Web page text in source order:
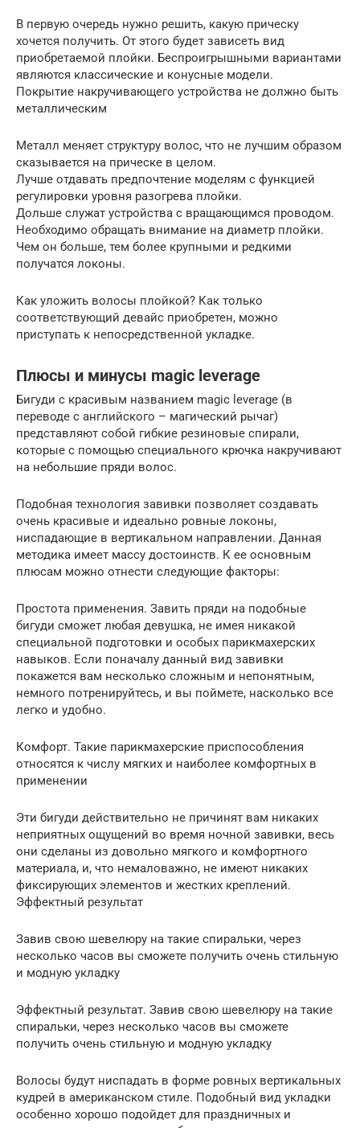
В первую очередь нужно решить, какую прическу
хочется получить. От этого будет зависеть вид
приобретаемой плойки. Беспроигрышными вариантами
являются классические и конусные модели.
Покрытие накручивающего устройства не должно быть
металлическим
Металл меняет структуру волос, что не лучшим образом
сказывается на прическе в целом.
Лучше отдавать предпочтение моделям с функцией
регулировки уровня разогрева плойки.
Дольше служат устройства с вращающимся проводом.
Необходимо обращать внимание на диаметр плойки.
Чем он больше, тем более крупными и редкими
получатся локоны.
Как уложить волосы плойкой? Как только
соответствующий девайс приобретен, можно
приступать к непосредственной укладке.
Плюсы и минусы magic leverage
Бигуди с красивым названием magic leverage (в
переводе с английского – магический рычаг)
представляют собой гибкие резиновые спирали,
которые с помощью специального крючка накручивают
на небольшие пряди волос.
Подобная технология завивки позволяет создавать
очень красивые и идеально ровные локоны,
ниспадающие в вертикальном направлении. Данная
методика имеет массу достоинств. К ее основным
плюсам можно отнести следующие факторы:
Простота применения. Завить пряди на подобные
бигуди сможет любая девушка, не имея никакой
специальной подготовки и особых парикмахерских
навыков. Если поначалу данный вид завивки
покажется вам несколько сложным и непонятным,
немного потренируйтесь, и вы поймете, насколько все
легко и удобно.
Комфорт. Такие парикмахерские приспособления
относятся к числу мягких и наиболее комфортных в
применении
Эти бигуди действительно не причинят вам никаких
неприятных ощущений во время ночной завивки, весь
они сделаны из довольно мягкого и комфортного
материала, и, что немаловажно, не имеют никаких
фиксирующих элементов и жестких креплений.
Эффектный результат
Завив свою шевелюру на такие спиральки, через
несколько часов вы сможете получить очень стильную
и модную укладку
Эффектный результат. Завив свою шевелюру на такие
спиральки, через несколько часов вы сможете
получить очень стильную и модную укладку
Волосы будут ниспадать в форме ровных вертикальных
кудрей в американском стиле. Подобный вид укладки
особенно хорошо подойдет для праздничных и